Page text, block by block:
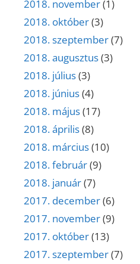
2018. november(1)
2018. október(3)
2018. szeptember(7)
2018. augusztus(3)
2018. július(3)
2018. június(4)
2018. május(17)
2018. április(8)
2018. március(10)
2018. február(9)
2018. január(7)
2017. december(6)
2017. november(9)
2017. október(13)
2017. szeptember(7)